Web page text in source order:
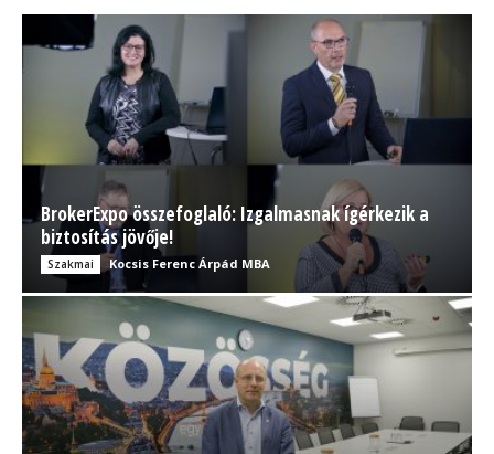
BrokerExpo összefoglaló: Izgalmasnak ígérkezik a
biztosítás jövője!
Szakmai Kocsis Ferenc Árpád MBA